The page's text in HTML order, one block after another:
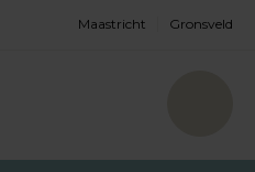
Maastricht Gronsveld